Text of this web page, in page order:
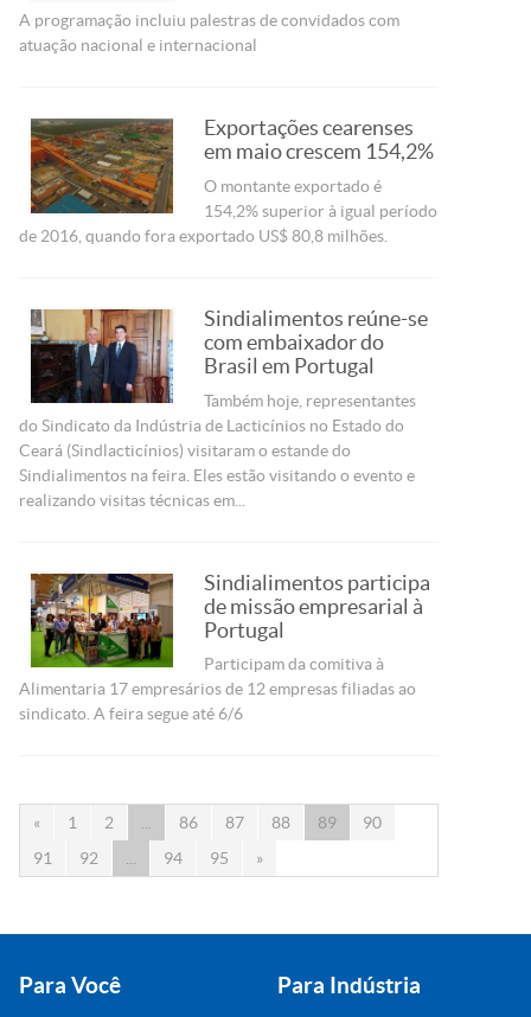
A programação incluiu palestras de convidados com
atuação nacional e internacional
Exportações cearenses
em maio crescem 154,2%
O montante exportado é
154,2% superior à igual período
de 2016, quando fora exportado US$ 80,8 milhões.
Sindialimentos reúne-se
com embaixador do
Brasil em Portugal
Também hoje, representantes
do Sindicato da Indústria de Lacticínios no Estado do
Ceará (Sindlacticínios) visitaram o estande do
Sindialimentos na feira. Eles estão visitando o evento e
realizando visitas técnicas em...
Sindialimentos participa
de missão empresarial à
Portugal
Participam da comitiva à
Alimentaria 17 empresários de 12 empresas filiadas ao
sindicato. A feira segue até 6/6
« 1 2 86 87 88 89
90
91
92 94 95 »
Para Você Para Indústria